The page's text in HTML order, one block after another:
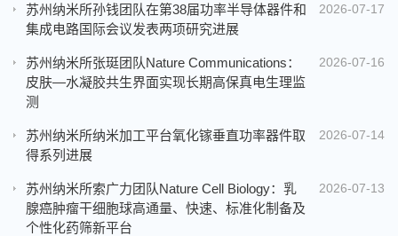
2026-07-17
苏州纳米所孙钱团队在第38届功率半导体器件和
集成电路国际会议发表两项研究进展
2026-07-16
苏州纳米所张珽团队Nature Communications：
皮肤—水凝胶共生界面实现长期高保真电生理监
测
2026-07-14
苏州纳米所纳米加工平台氧化镓垂直功率器件取
得系列进展
2026-07-13
苏州纳米所索广力团队Nature Cell Biology：乳
腺癌肿瘤干细胞球高通量、快速、标准化制备及
个性化药筛新平台